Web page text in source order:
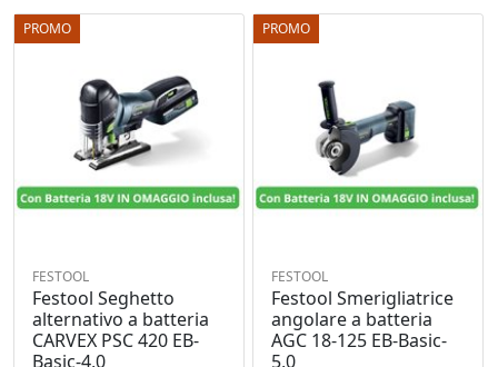
PROMO
FESTOOL
Festool Seghetto
alternativo a batteria
CARVEX PSC 420 EB-
Basic-4,0
PROMO
FESTOOL
Festool Smerigliatrice
angolare a batteria
AGC 18-125 EB-Basic-
5,0